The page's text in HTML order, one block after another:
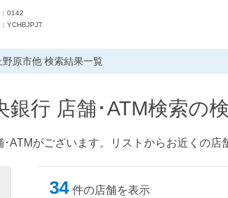
0142
YCHBJPJT
野原市他 検索結果一覧
銀行 店舗･ATM検索の
ATMがございます。リストからお近くの店
34 件の店舗を表示